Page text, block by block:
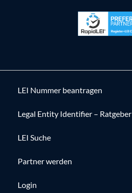
LEI Nummer beantragen
Legal Entity Identifier – Ratgeber
LEI Suche
Partner werden
Login